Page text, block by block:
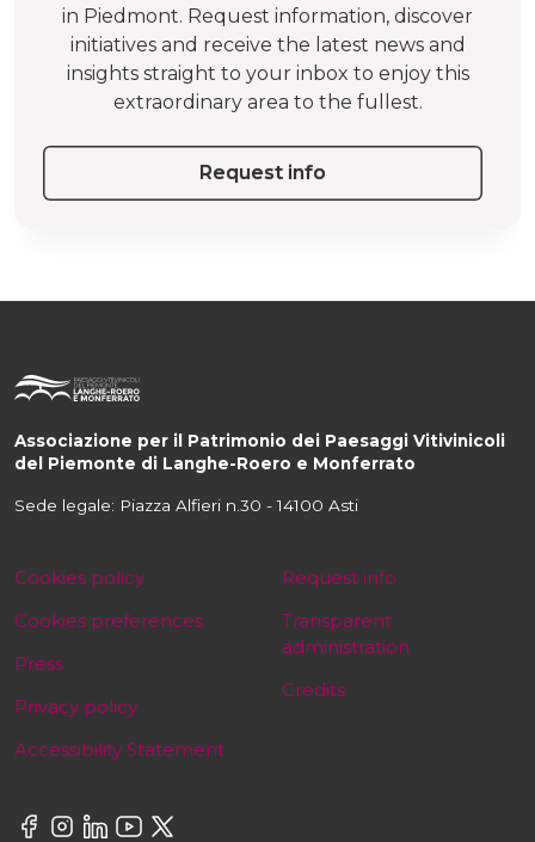
in Piedmont. Request information, discover
initiatives and receive the latest news and
insights straight to your inbox to enjoy this
extraordinary area to the fullest.
Request info
Associazione per il Patrimonio dei Paesaggi Vitivinicoli
del Piemonte di Langhe-Roero e Monferrato
Sede legale: Piazza Alfieri n.30 - 14100 Asti
Cookies policy
Cookies preferences
Press
Privacy policy
Accessibility Statement
Request info
Transparent
administration
Credits